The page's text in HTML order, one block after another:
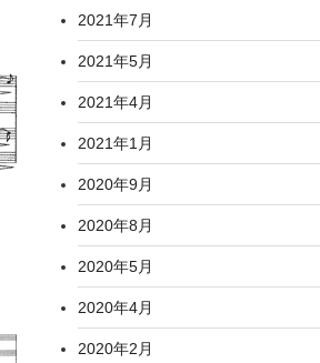
2021年7月
2021年5月
2021年4月
2021年1月
2020年9月
2020年8月
2020年5月
2020年4月
2020年2月